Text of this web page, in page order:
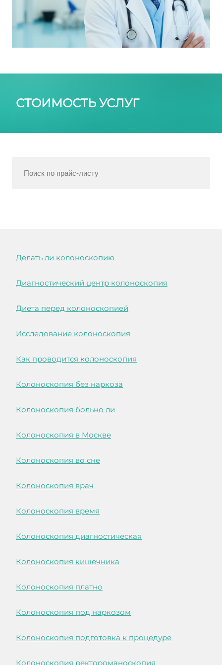
СТОИМОСТЬ УСЛУГ
Делать ли колоноскопию
Диагностический центр колоноскопия
Диета перед колоноскопией
Исследование колоноскопия
Как проводится колоноскопия
Колоноскопия без наркоза
Колоноскопия больно ли
Колоноскопия в Москве
Колоноскопия во сне
Колоноскопия врач
Колоноскопия время
Колоноскопия диагностическая
Колоноскопия кишечника
Колоноскопия платно
Колоноскопия под наркозом
Колоноскопия подготовка к процедуре
Колоноскопия ректороманоскопия